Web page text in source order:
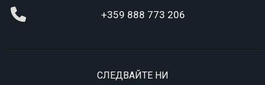
+359 888 773 206
СЛЕДВАЙТЕ НИ